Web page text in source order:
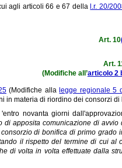
agli articoli 66 e 67 della l.r. 20/
Art. 10
Art.
(Modifiche all’articolo 2
(Modifiche alla legge regionale 5
in materia di riordino dei consorzi di
novanta giorni
di apposita comunicazione di
di bonifica di primo
il rispetto del termine di cui
di volta in volta effettuate dalla